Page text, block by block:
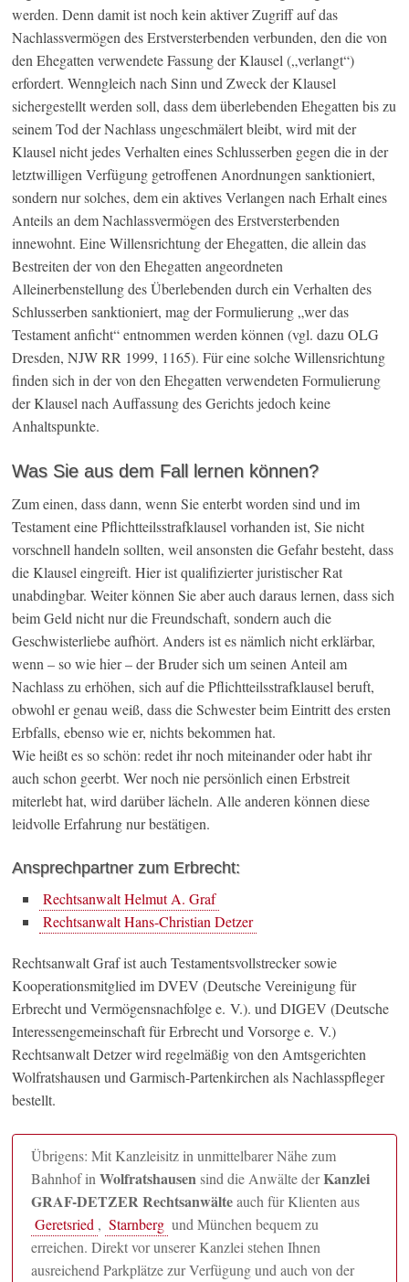
werden. Denn damit ist noch kein aktiver Zugriff auf das
Nachlassvermögen des Erstversterbenden verbunden, den die von
den Ehegatten verwendete Fassung der Klausel („verlangt“)
erfordert. Wenngleich nach Sinn und Zweck der Klausel
sichergestellt werden soll, dass dem überlebenden Ehegatten bis zu
seinem Tod der Nachlass ungeschmälert bleibt, wird mit der
Klausel nicht jedes Verhalten eines Schlusserben gegen die in der
letztwilligen Verfügung getroffenen Anordnungen sanktioniert,
sondern nur solches, dem ein aktives Verlangen nach Erhalt eines
Anteils an dem Nachlassvermögen des Erstversterbenden
innewohnt. Eine Willensrichtung der Ehegatten, die allein das
Bestreiten der von den Ehegatten angeordneten
Alleinerbenstellung des Überlebenden durch ein Verhalten des
Schlusserben sanktioniert, mag der Formulierung „wer das
Testament anficht“ entnommen werden können (vgl. dazu OLG
Dresden, NJW RR 1999, 1165). Für eine solche Willensrichtung
finden sich in der von den Ehegatten verwendeten Formulierung
der Klausel nach Auffassung des Gerichts jedoch keine
Anhaltspunkte.
Was Sie aus dem Fall lernen können?
Zum einen, dass dann, wenn Sie enterbt worden sind und im
Testament eine Pflichtteilsstrafklausel vorhanden ist, Sie nicht
vorschnell handeln sollten, weil ansonsten die Gefahr besteht, dass
die Klausel eingreift. Hier ist qualifizierter juristischer Rat
unabdingbar. Weiter können Sie aber auch daraus lernen, dass sich
beim Geld nicht nur die Freundschaft, sondern auch die
Geschwisterliebe aufhört. Anders ist es nämlich nicht erklärbar,
wenn – so wie hier – der Bruder sich um seinen Anteil am
Nachlass zu erhöhen, sich auf die Pflichtteilsstrafklausel beruft,
obwohl er genau weiß, dass die Schwester beim Eintritt des ersten
Erbfalls, ebenso wie er, nichts bekommen hat.
Wie heißt es so schön: redet ihr noch miteinander oder habt ihr
auch schon geerbt. Wer noch nie persönlich einen Erbstreit
miterlebt hat, wird darüber lächeln. Alle anderen können diese
leidvolle Erfahrung nur bestätigen.
Ansprechpartner zum Erbrecht:
Rechtsanwalt Helmut A. Graf
Rechtsanwalt Hans-Christian Detzer
Rechtsanwalt Graf ist auch Testamentsvollstrecker sowie
Kooperationsmitglied im DVEV (Deutsche Vereinigung für
Erbrecht und Vermögensnachfolge e. V.). und DIGEV (Deutsche
Interessengemeinschaft für Erbrecht und Vorsorge e. V.)
Rechtsanwalt Detzer wird regelmäßig von den Amtsgerichten
Wolfratshausen und Garmisch-Partenkirchen als Nachlasspfleger
bestellt.
Übrigens: Mit Kanzleisitz in unmittelbarer Nähe zum
Bahnhof inWolfratshausensind die Anwälte derKanzlei
GRAF-DETZER Rechtsanwälteauch für Klienten aus
Geretsried , Starnberg und München bequem zu
erreichen. Direkt vor unserer Kanzlei stehen Ihnen
ausreichend Parkplätze zur Verfügung und auch von der